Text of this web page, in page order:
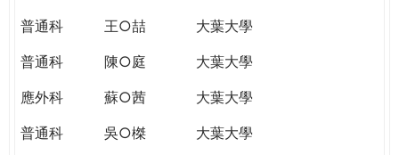
普通科
王○喆
大葉大學
普通科
陳○庭
大葉大學
應外科
蘇○茜
大葉大學
普通科
吳○榤
大葉大學